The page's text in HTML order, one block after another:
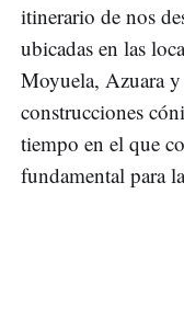
itinerario de nos
ubicadas en las
Moyuela, Azuara y
construcciones
tiempo en el que
fundamental para